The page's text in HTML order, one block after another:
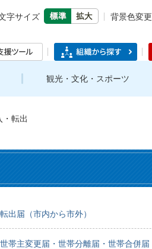
字サイズ
背景色変更
観光・文化・スポーツ
・転出
転出届（市内から市外）
世帯主変更届・世帯分離届・世帯合併届